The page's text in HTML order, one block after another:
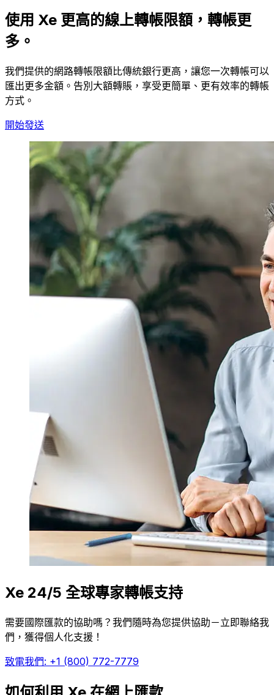
使用 Xe 更高的線上轉帳限額，轉帳更
多。
我們提供的網路轉帳限額比傳統銀行更高，讓您一次轉帳可以
匯出更多金額。告別大額轉賬，享受更簡單、更有效率的轉帳
方式。
開始發送
Xe 24/5 全球專家轉帳支持
需要國際匯款的協助嗎？我們隨時為您提供協助－立即聯絡我
們，獲得個人化支援！
致電我們: +1 (800) 772-7779